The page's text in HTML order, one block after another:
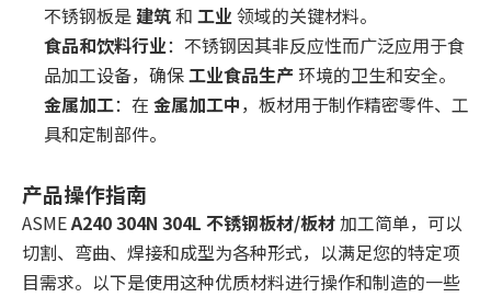
不锈钢板是 建筑和 工业领域的关键材料。
食品和饮料行业：不锈钢因其非反应性而广泛应用于食
品加工设备，确保工业食品生产 环境的卫生和安全。
金属加工：在 金属加工中，板材用于制作精密零件、工
具和定制部件。
产品操作指南
ASMEA240 304N 304L 不锈钢板材/板材加工简单，可以
切割、弯曲、焊接和成型为各种形式，以满足您的特定项
目需求。以下是使用这种优质材料进行操作和制造的一些